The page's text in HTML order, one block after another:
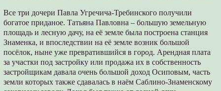
Все три дочери Павла Угречича-Требинского получили
богатое приданое. Татьяна Павловна – большую земельную
площадь и лесную дачу, на её земле была построена станция
Знаменка, и впоследствии на её земле возник большой
посёлок, ныне уже превратившийся в город. Арендная плата
за участки под застройку или продажа их в собственность
застройщикам давала очень большой доход Осиповым, часть
земли которых также сдавалась в наём Саблино-Знаменскому